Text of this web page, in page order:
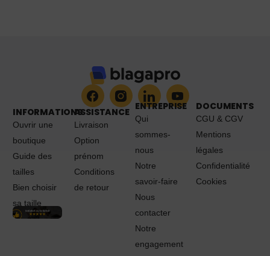
INFORMATIONS
Ouvrir une
boutique
Guide des
tailles
Bien choisir
sa taille
ASSISTANCE
Livraison
Option
prénom
Conditions
de retour
ENTREPRISE
Qui
sommes-
nous
Notre
savoir-faire
Nous
contacter
Notre
engagement
DOCUMENTS
CGU & CGV
Mentions
légales
Confidentialité
Cookies